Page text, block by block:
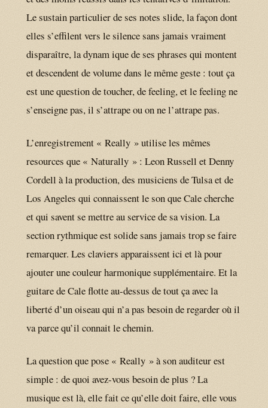
Le sustain particulier de ses notes slide, la façon dont
elles s’effilent vers le silence sans jamais vraiment
disparaître, la dynam ique de ses phrases qui montent
et descendent de volume dans le même geste : tout ça
est une question de toucher, de feeling, et le feeling ne
s’enseigne pas, il s’attrape ou on ne l’attrape pas.
L’enregistrement « Really » utilise les mêmes
resources que « Naturally » : Leon Russell et Denny
Cordell à la production, des musiciens de Tulsa et de
Los Angeles qui connaissent le son que Cale cherche
et qui savent se mettre au service de sa vision. La
section rythmique est solide sans jamais trop se faire
remarquer. Les claviers apparaissent ici et là pour
ajouter une couleur harmonique supplémentaire. Et la
guitare de Cale flotte au-dessus de tout ça avec la
liberté d’un oiseau qui n’a pas besoin de regarder où il
va parce qu’il connait le chemin.
La question que pose « Really » à son auditeur est
simple : de quoi avez-vous besoin de plus ? La
musique est là, elle fait ce qu’elle doit faire, elle vous